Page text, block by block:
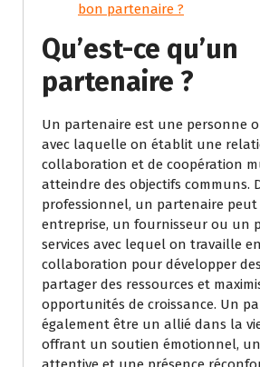
bon partenaire ?
Qu’est-ce qu’un
partenaire ?
Un partenaire est une personne
avec laquelle on établit une
collaboration et de coopération
atteindre des objectifs communs.
professionnel, un partenaire
entreprise, un fournisseur ou un
services avec lequel on travaille
collaboration pour développer
partager des ressources et
opportunités de croissance. Un
également être un allié dans la
offrant un soutien émotionnel,